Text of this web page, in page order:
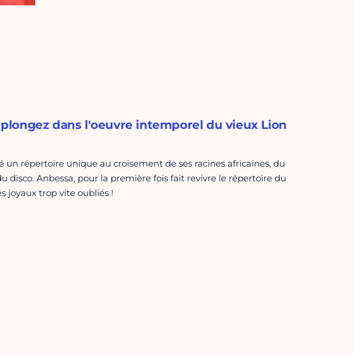
dans l'oeuvre intemporel du vieux Lion
un répertoire unique au croisement de ses racines africaines, du
disco. Anbessa, pour la première fois fait revivre le répertoire du
joyaux trop vite oubliés !